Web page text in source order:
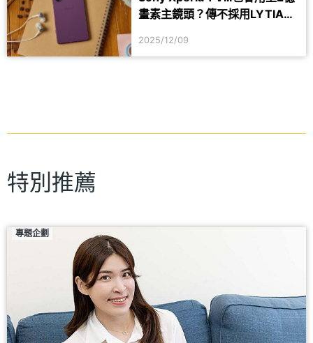
畫素主鏡頭？傳不採用LYTIA感
2025/12/09
特別推薦
專題企劃